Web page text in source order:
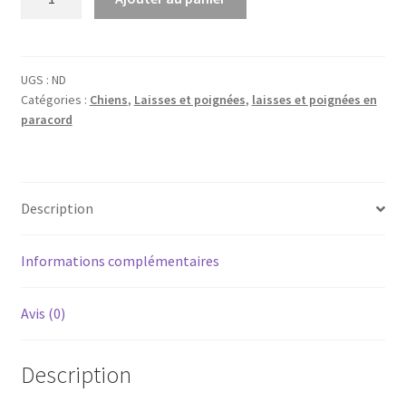
réglable
paracord
UGS : ND
Catégories : Chiens, Laisses et poignées, laisses et poignées en
paracord
Description
Informations complémentaires
Avis (0)
Description